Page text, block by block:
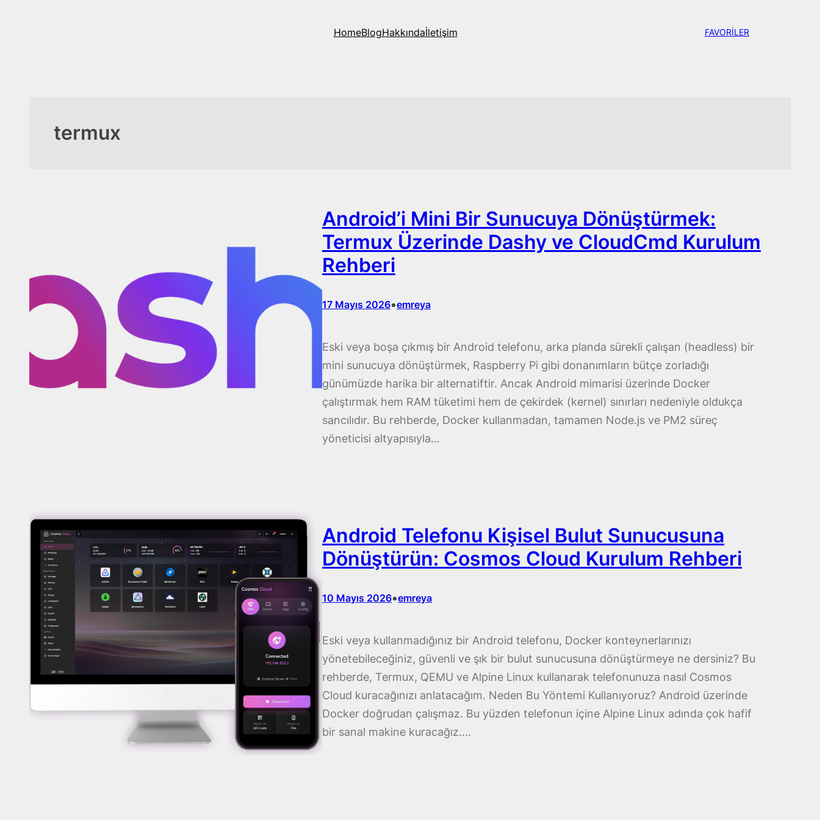
HomeBlogHakkındaİletişim FAVORİLER
termux
Android’i Mini Bir Sunucuya Dönüştürmek:
Termux Üzerinde Dashy ve CloudCmd Kurulum
Rehberi
17 Mayıs 2026•emreya
Eski veya boşa çıkmış bir Android telefonu, arka planda sürekli çalışan (headless) bir
mini sunucuya dönüştürmek, Raspberry Pi gibi donanımların bütçe zorladığı
günümüzde harika bir alternatiftir. Ancak Android mimarisi üzerinde Docker
çalıştırmak hem RAM tüketimi hem de çekirdek (kernel) sınırları nedeniyle oldukça
sancılıdır. Bu rehberde, Docker kullanmadan, tamamen Node.js ve PM2 süreç
yöneticisi altyapısıyla…
Android Telefonu Kişisel Bulut Sunucusuna
Dönüştürün: Cosmos Cloud Kurulum Rehberi
10 Mayıs 2026•emreya
Eski veya kullanmadığınız bir Android telefonu, Docker konteynerlarınızı
yönetebileceğiniz, güvenli ve şık bir bulut sunucusuna dönüştürmeye ne dersiniz? Bu
rehberde, Termux, QEMU ve Alpine Linux kullanarak telefonunuza nasıl Cosmos
Cloud kuracağınızı anlatacağım. Neden Bu Yöntemi Kullanıyoruz? Android üzerinde
Docker doğrudan çalışmaz. Bu yüzden telefonun içine Alpine Linux adında çok hafif
bir sanal makine kuracağız.…